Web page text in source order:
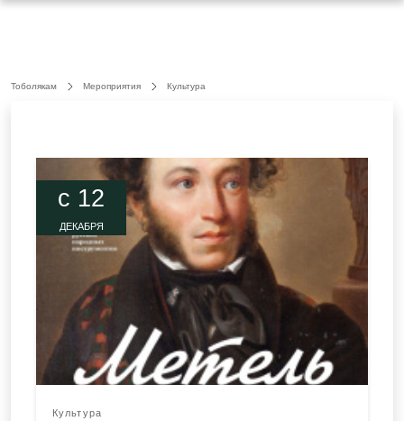
Тоболякам Мероприятия Культура
c 12
ДЕКАБРЯ
Культура